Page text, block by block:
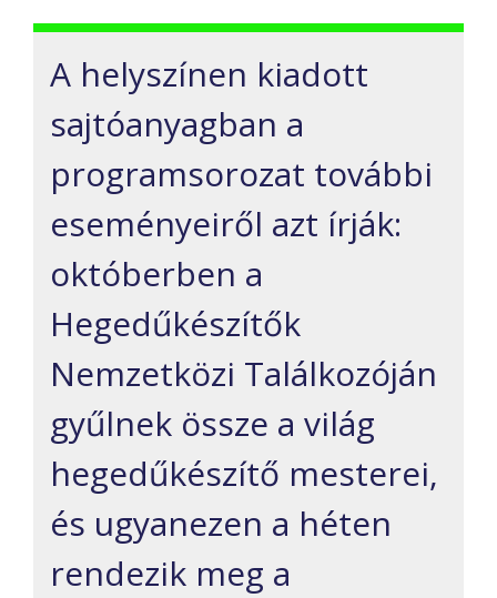
A helyszínen kiadott
sajtóanyagban a
programsorozat további
eseményeiről azt írják:
októberben a
Hegedűkészítők
Nemzetközi Találkozóján
gyűlnek össze a világ
hegedűkészítő mesterei,
és ugyanezen a héten
rendezik meg a